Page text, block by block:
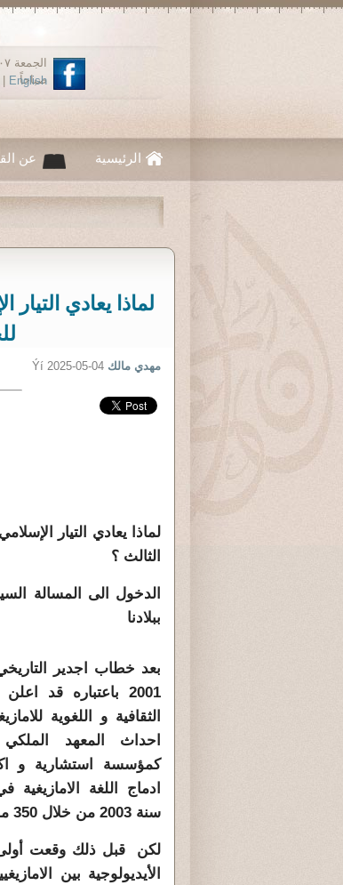
صباحاً
English
الرئيسية عن
لماذا يعادي
مهدي مالك Ýí 2025-05-04
لماذا يعادي التيار
الثالث ؟
الدخول الى المسالة
2001 باعتباره قد
الثقافية و اللغوية
احداث المعهد الملكي
كمؤسسة استشارية و
ادماج اللغة الامازيغية
سنة 2003 من خلال 350 مدرسة عمومية .
لكن قبل ذلك وقعت أولى
الأيديولوجية بين